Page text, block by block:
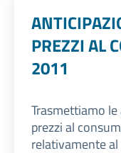
PREZZI AL
2011
Trasmettiamo
prezzi al
relativamente